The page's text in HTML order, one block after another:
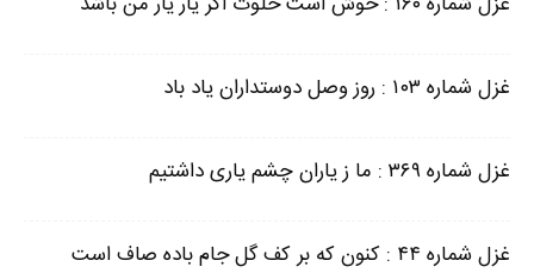
غزل شماره ۱۰۳ : روز وصل دوستداران یاد باد
غزل شماره ۳۶۹ : ما ز یاران چشم یاری داشتیم
غزل شماره ۴۴ : کنون که بر کف گل جام باده صاف است